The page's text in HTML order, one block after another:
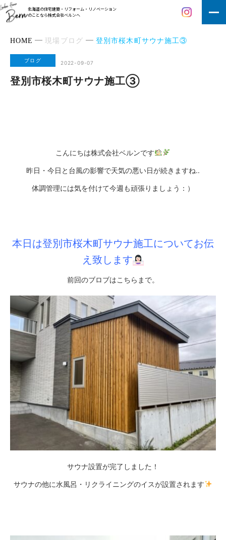
北海道の住宅建築・リフォーム・リノベーション
のことなら株式会社ベルンへ
HOME 現場ブログ 登別市桜木町サウナ施工③
ブログ 2022-09-07
登別市桜木町サウナ施工③
こんにちは株式会社ベルンです
昨日・今日と台風の影響で天気の悪い日が続きますね..
体調管理には気を付けて今週も頑張りましょう：）
本日は登別市桜木町サウナ施工についてお伝
え致します
前回のブロブはこちら まで。
サウナ設置が完了しました！
サウナの他に水風呂・リクライニングのイスが設置されます